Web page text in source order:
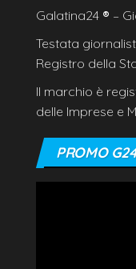
Galatina24 ® –
Testata
Registro della
Il marchio è
delle Imprese e
PROMO